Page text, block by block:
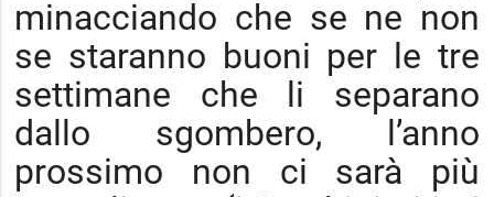
minacciando che se ne non
se staranno buoni per le tre
settimane che li separano
dallo sgombero, l’anno
prossimo non ci sarà più